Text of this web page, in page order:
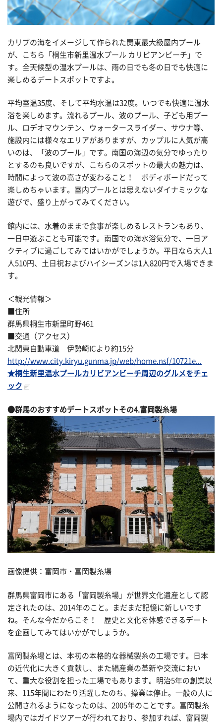
カリブの海をイメージして作られた関東最大級屋内プール
が、こちら「桐生市新里温水プール カリビアンビーチ」で
す。全天候型の温水プールは、雨の日でも冬の日でも快適に
楽しめるデートスポットですよ。
平均室温35度、そして平均水温は32度。いつでも快適に温水
浴を楽しめます。流れるプール、波のプール、子ども用プー
ル、ロデオマウンテン、ウォータースライダー、サウナ等、
施設内には様々なエリアがありますが、カップルに人気が高
いのは、「波のプール」です。南国の海辺の気分でゆったり
とするのも良いですが、こちらのスポットの最大の魅力は、
時間によって波の高さが変わること！ ボディボードだって
楽しめちゃいます。室内プールとは思えないダイナミックな
遊びで、盛り上がってみてください。
館内には、水着のままで食事が楽しめるレストランもあり、
一日中遊ぶことも可能です。南国での海水浴気分で、一日ア
クティブに過ごしてみてはいかがでしょうか。平日なら大人1
人510円、土日祝およびハイシーズンは1人820円で入場できま
す。
＜観光情報＞
■住所
群馬県桐生市新里町野461
■交通（アクセス）
北関東自動車道 伊勢崎ICより約15分
http://www.city.kiryu.gunma.jp/web/home.nsf/10721e...
★桐生新里温水プールカリビアンビーチ周辺のグルメをチェ
ック
●群馬のおすすめデートスポットその4.富岡製糸場
画像提供：富岡市・富岡製糸場
群馬県富岡市にある「富岡製糸場」が世界文化遺産として認
定されたのは、2014年のこと。まだまだ記憶に新しいです
ね。そんな今だからこそ！ 歴史と文化を体感できるデート
を企画してみてはいかがでしょうか。
富岡製糸場とは、本初の本格的な器械製糸の工場です。日本
の近代化に大きく貢献し、また絹産業の革新や交流におい
て、重大な役割を担った工場でもあります。明治5年の創業以
来、115年間にわたり活躍したのち、操業は停止。一般の人に
公開されるようになったのは、2005年のことです。富岡製糸
場内ではガイドツアーが行われており、参加すれば、富岡製